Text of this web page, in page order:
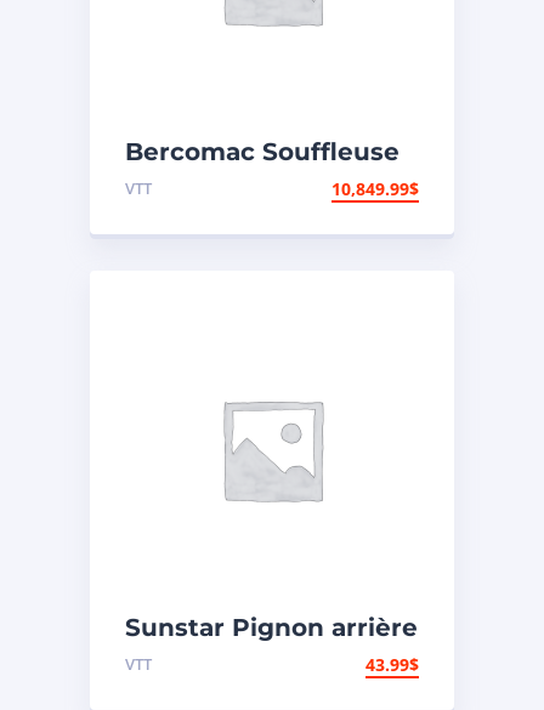
Bercomac Souffleuse
à neige 66″
Vantage/Honda 22HP
EPA
VTT 10,849.99$
Sunstar Pignon arrière
en acier 420 – Yamaha
VTT 43.99$